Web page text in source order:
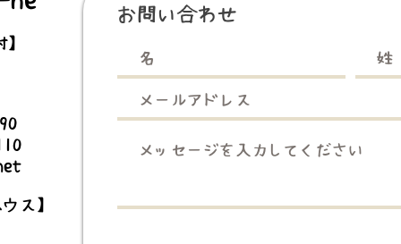
ス】
お問い合わせ